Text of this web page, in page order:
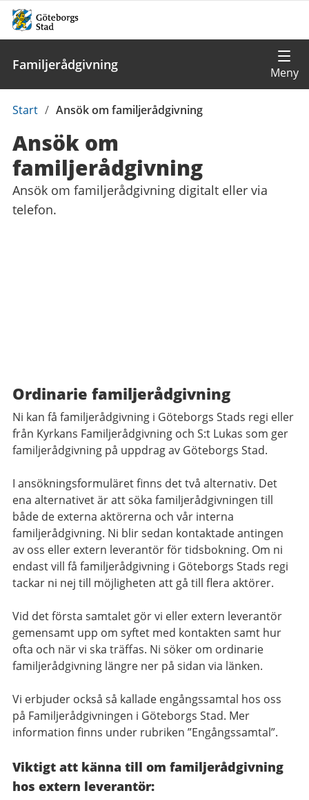
Familjerådgivning
Du
här:
Start / Ansök om familjerådgivning
Ansök om
familjerådgivning
Ansök om familjerådgivning digitalt eller via
telefon.
Ordinarie familjerådgivning
Ni kan få familjerådgivning i Göteborgs Stads regi eller
från Kyrkans Familjerådgivning och S:t Lukas som ger
familjerådgivning på uppdrag av Göteborgs Stad.
I ansökningsformuläret finns det två alternativ. Det
ena alternativet är att söka familjerådgivningen till
både de externa aktörerna och vår interna
familjerådgivning. Ni blir sedan kontaktade antingen
av oss eller extern leverantör för tidsbokning. Om ni
endast vill få familjerådgivning i Göteborgs Stads regi
tackar ni nej till möjligheten att gå till flera aktörer.
Vid det första samtalet gör vi eller extern leverantör
gemensamt upp om syftet med kontakten samt hur
ofta och när vi ska träffas. Ni söker om ordinarie
familjerådgivning längre ner på sidan via länken.
Vi erbjuder också så kallade engångssamtal hos oss
på Familjerådgivningen i Göteborgs Stad. Mer
information finns under rubriken ”Engångssamtal”.
Viktigt att känna till om familjerådgivning
hos extern leverantör: